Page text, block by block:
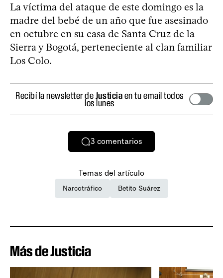
La víctima del ataque de este domingo es la
madre del bebé de un año que fue asesinado
en octubre en su casa de Santa Cruz de la
Sierra y Bogotá, perteneciente al clan familiar
Los Colo.
Recibí la newsletter deJusticiaen tu email todos
los lunes
3 comentarios
Temas del artículo
Narcotráfico Betito Suárez
Más de Justicia